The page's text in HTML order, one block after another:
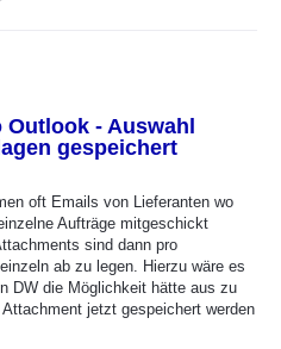
Outlook - Auswahl
gespeichert
oft Emails von Lieferanten wo
Aufträge mitgeschickt
sind dann pro
ab zu legen. Hierzu wäre es
DW die Möglichkeit hätte aus zu
jetzt gespeichert werden